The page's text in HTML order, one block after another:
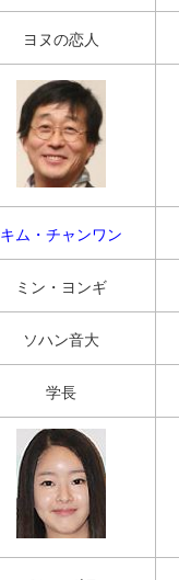
ヨヌの恋人
キム・チャンワン
ミン・ヨンギ
ソハン音大
学長